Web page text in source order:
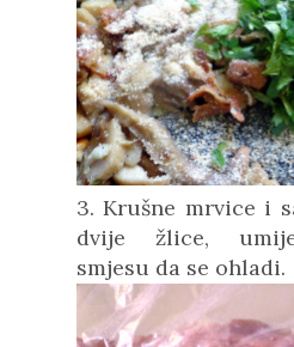
3. Krušne mrvice i
dvije žlice,
smjesu da se ohladi.